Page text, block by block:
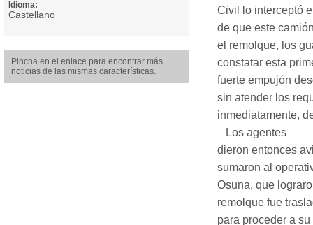
Idioma:
Castellano
Pincha en el enlace para encontrar más
noticias de las mismas características.
Civil lo interceptó
de que este
el remolque, los
constatar esta
fuerte empujón
sin atender los
inmediatamente,
Los agentes
dieron entonces
sumaron al
Osuna, que
remolque fue
para proceder a